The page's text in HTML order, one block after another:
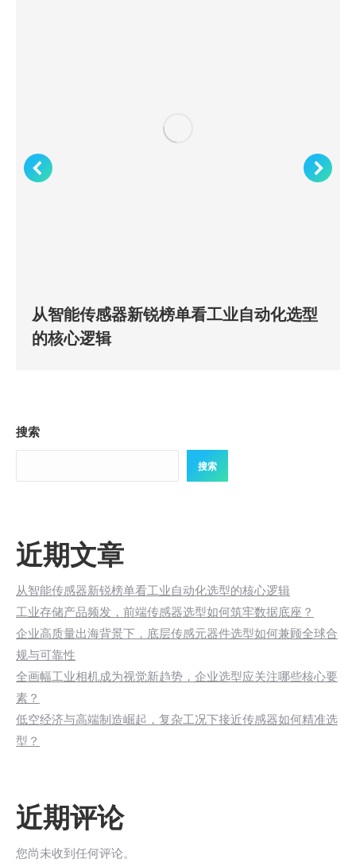
从智能传感器新锐榜单看工业自动化选型
的核心逻辑
搜索
搜索
近期文章
从智能传感器新锐榜单看工业自动化选型的核心逻辑
工业存储产品频发，前端传感器选型如何筑牢数据底座？
企业高质量出海背景下，底层传感元器件选型如何兼顾全球合
规与可靠性
全画幅工业相机成为视觉新趋势，企业选型应关注哪些核心要
素？
低空经济与高端制造崛起，复杂工况下接近传感器如何精准选
型？
近期评论
您尚未收到任何评论。